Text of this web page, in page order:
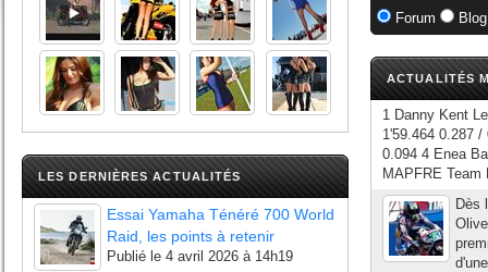
LES DERNIÈRES ACTUALITÉS
Essai Yamaha Ténéré 700 World
Raid, les points à retenir
Publié le 4 avril 2026 à 14h19
Forum
ACTUALITÉS
1 Danny Kent
1'59.464 0.287
0.094 4 Enea
MAPFRE Team
Dès